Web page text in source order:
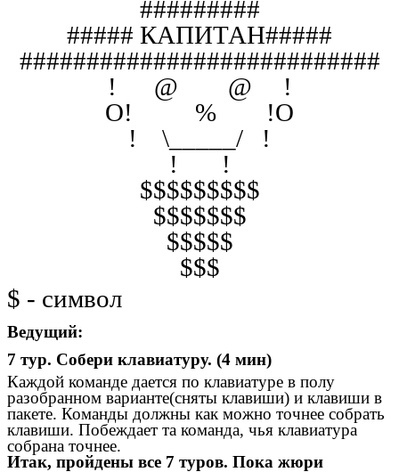
#########
##### КАПИТАН#####
###########################
! @ @ !
O! % !O
! \_____/ !
! !
$$$$$$$$$
$$$$$$$
$$$$$
$$$
$ - символ
Ведущий:
7 тур. Собери клавиатуру. (4 мин)
Каждой команде дается по клавиатуре в полу
разобранном варианте(сняты клавиши) и клавиши в
пакете. Команды должны как можно точнее собрать
клавиши. Побеждает та команда, чья клавиатура
собрана точнее.
Итак, пройдены все 7 туров. Пока жюри